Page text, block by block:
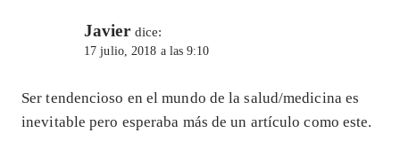
Javier dice:
17 julio, 2018 a las 9:10
Ser tendencioso en el mundo de la salud/medicina es
inevitable pero esperaba más de un artículo como este.